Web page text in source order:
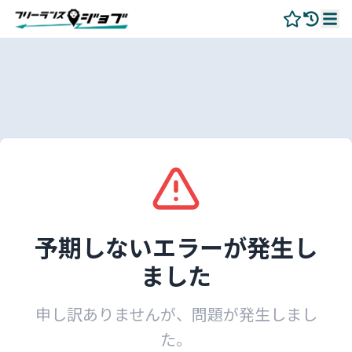
予期しないエラーが発生し
ました
申し訳ありませんが、問題が発生しまし
た。